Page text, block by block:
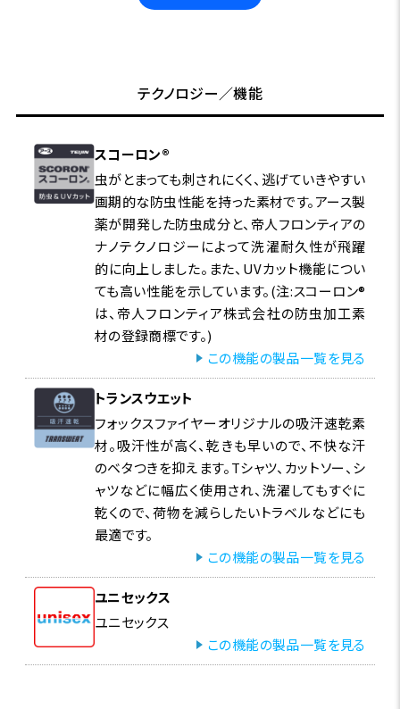
生地表面にとまった不快な虫は、触角と足の先にある感
覚器でスコーロン®を感知し、逃げてゆきます。
テクノロジー／機能
スコーロン®
虫がとまっても刺されにくく、逃げていきやすい
画期的な防虫性能を持った素材です。アース製
薬が開発した防虫成分と、帝人フロンティアの
ナノテクノロジーによって洗濯耐久性が飛躍
的に向上しました。また、UVカット機能につい
ても高い性能を示しています。(注:スコーロン®
は、帝人フロンティア株式会社の防虫加工素
材の登録商標です。)
この機能の製品一覧を見る
トランスウエット
フォックスファイヤーオリジナルの吸汗速乾素
材。吸汗性が高く、乾きも早いので、不快な汗
のベタつきを抑えます。Tシャツ、カットソー、シ
ャツなどに幅広く使用され、洗濯してもすぐに
乾くので、荷物を減らしたいトラベルなどにも
最適です。
この機能の製品一覧を見る
ユニセックス
ユニセックス
この機能の製品一覧を見る